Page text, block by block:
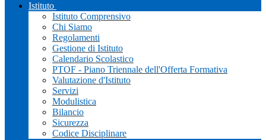
Istituto
Istituto Comprensivo
Chi Siamo
Regolamenti
Gestione di Istituto
Calendario Scolastico
PTOF - Piano Triennale dell'Offerta Formativa
Valutazione d'Istituto
Servizi
Modulistica
Bilancio
Sicurezza
Codice Disciplinare